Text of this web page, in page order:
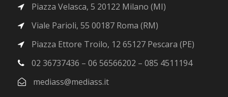
Piazza Velasca, 5 20122 Milano (MI)
Viale Parioli, 55 00187 Roma (RM)
Piazza Ettore Troilo, 12 65127 Pescara (PE)
02 36737436 – 06 56566202 – 085 4511194
mediass@mediass.it